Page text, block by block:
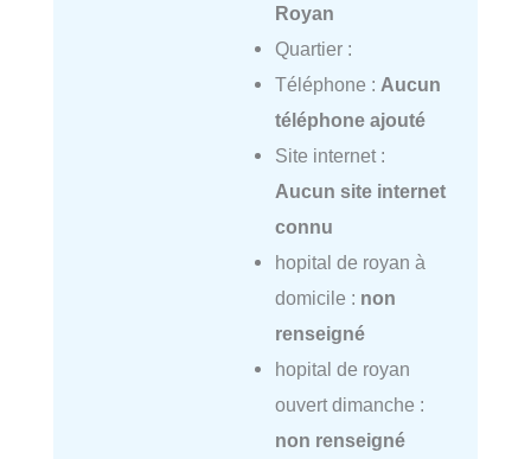
Royan
Quartier :
Téléphone : Aucun
téléphone ajouté
Site internet :
Aucun site internet
connu
hopital de royan à
domicile : non
renseigné
hopital de royan
ouvert dimanche :
non renseigné